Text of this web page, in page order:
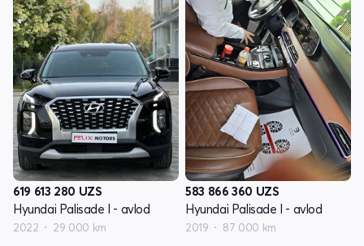
619 613 280 UZS
Hyundai Palisade I - avlod
2022 29 000 km
583 866 360 UZS
Hyundai Palisade I - avlod
2019 87 000 km